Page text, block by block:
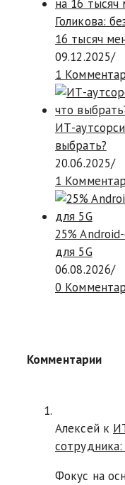
Голикова:
16 тысяч
09.12.2025/
1
ИТ-
выбрать?
20.06.2025/
1
25%
для 5G
06.08.2026/
0
Комментарии
Алексей к
Фокус на